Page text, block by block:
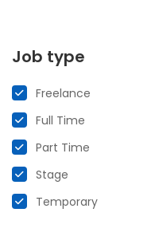
Job type
Freelance
Full Time
Part Time
Stage
Temporary